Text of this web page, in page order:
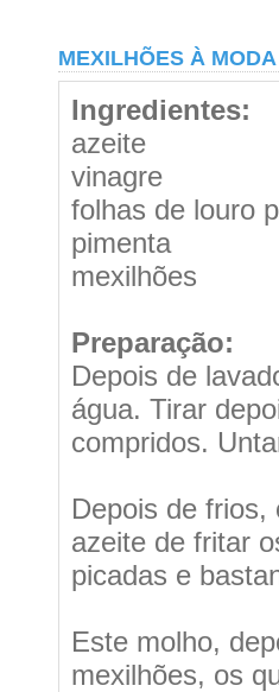
MEXILHÕES À
Ingredientes:
azeite
vinagre
folhas de louro
pimenta
mexilhões
Preparação:
Depois de
água. Tirar
compridos.
Depois de
azeite de fritar
picadas e
Este molho,
mexilhões, os